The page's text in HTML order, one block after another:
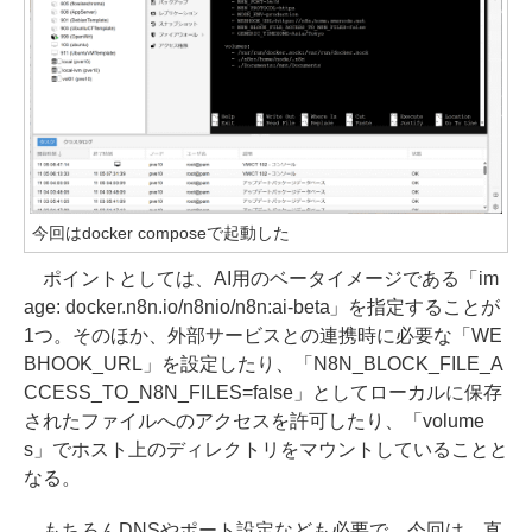
今回はdocker composeで起動した
ポイントとしては、AI用のベータイメージである「im
age: docker.n8n.io/n8nio/n8n:ai-beta」を指定することが
1つ。そのほか、外部サービスとの連携時に必要な「WE
BHOOK_URL」を設定したり、「N8N_BLOCK_FILE_A
CCESS_TO_N8N_FILES=false」としてローカルに保存
されたファイルへのアクセスを許可したり、「volume
s」でホスト上のディレクトリをマウントしていることと
なる。